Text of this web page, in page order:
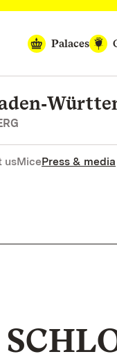
Palaces
usMicePress & media